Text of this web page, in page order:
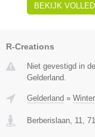
BEKIJK
R-Creations
Niet gevestigd in
Gelderland.
Gelderland »
Berberislaan, 11